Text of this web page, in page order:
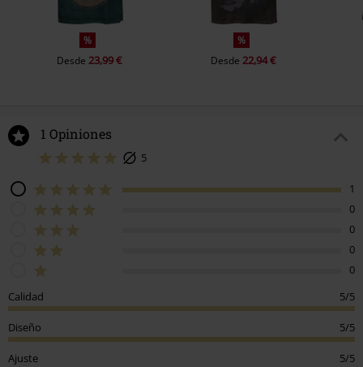
%
Desde 23,99 €
%
Desde 22,94 €
1 Opiniones
5
1
0
0
0
0
Calidad
5/5
Diseño 5/5
Ajuste 5/5